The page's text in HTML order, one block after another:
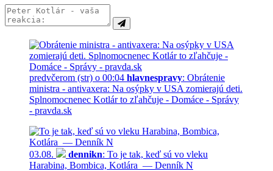
predvčerom (str) o 00:04 hlavnespravy: Obrátenie
ministra - antivaxera: Na osýpky v USA zomierajú deti.
Splnomocnenec Kotlár to zľahčuje - Domáce - Správy
- pravda.sk
03.08. dennikn: To je tak, keď sú vo vleku
Harabina, Bombica, Kotlára — Denník N